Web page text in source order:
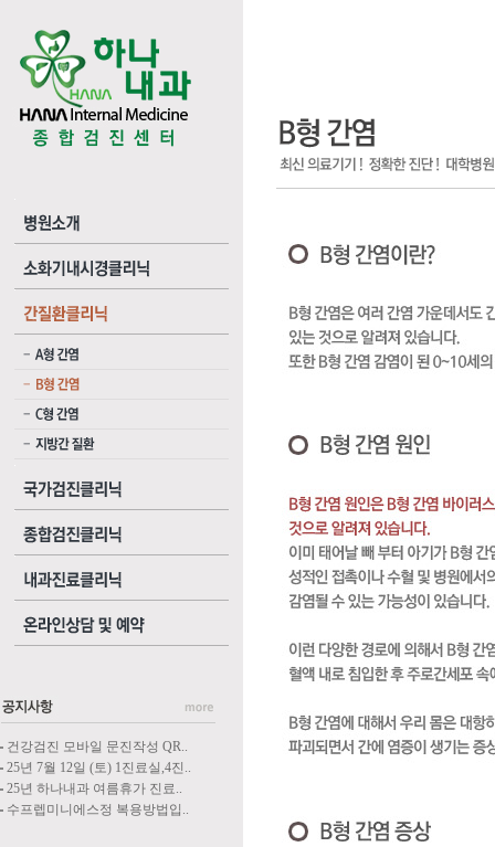
건강검진 모바일 문진작성 QR..
25년 7월 12일 (토) 1진료실,4진..
25년 하나내과 여름휴가 진료..
수프렙미니에스정 복용방법입..